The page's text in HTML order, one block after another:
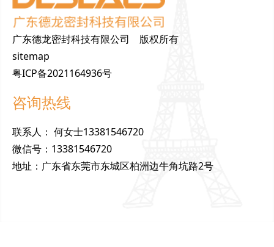
广东德龙密封科技有限公司 版权所有
sitemap
粤ICP备2021164936号
咨询热线
联系人 ： 何女士13381546720
微信号 ： 13381546720
地址 ： 广东省东莞市东城区柏洲边牛角坑路2号